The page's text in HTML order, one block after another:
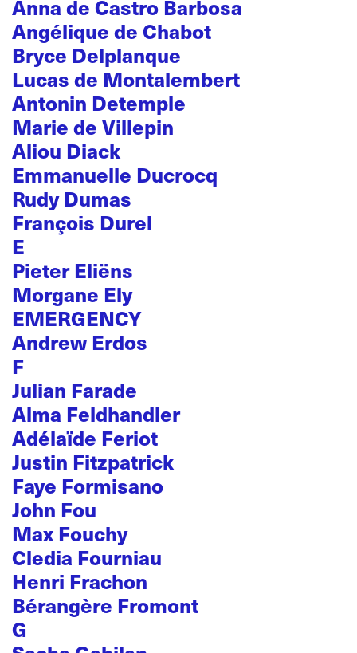
Anna de Castro Barbosa
Angélique de Chabot
Bryce Delplanque
Lucas de Montalembert
Antonin Detemple
Marie de Villepin
Aliou Diack
Emmanuelle Ducrocq
Rudy Dumas
François Durel
E
Pieter Eliëns
Morgane Ely
EMERGENCY
Andrew Erdos
F
Julian Farade
Alma Feldhandler
Adélaïde Feriot
Justin Fitzpatrick
Faye Formisano
John Fou
Max Fouchy
Cledia Fourniau
Henri Frachon
Bérangère Fromont
G